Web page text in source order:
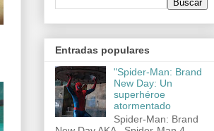
Entradas populares
"Spider-Man: Brand
New Day: Un
superhéroe
atormentado
Spider-Man: Brand